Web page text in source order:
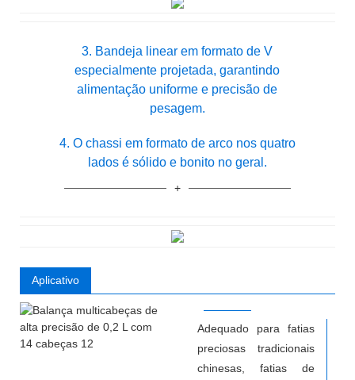
3. Bandeja linear em formato de V
especialmente projetada, garantindo
alimentação uniforme e precisão de
pesagem.
4. O chassi em formato de arco nos quatro
lados é sólido e bonito no geral.
Aplicativo
Adequado para fatias
preciosas tradicionais
chinesas, fatias de